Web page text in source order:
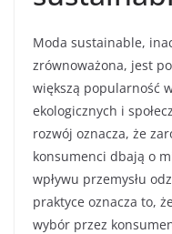
Moda sustainable,
zrównoważona, jest
większą popularność
ekologicznych i
rozwój oznacza, że
konsumenci dbają o
wpływu przemysłu
praktyce oznacza to,
wybór przez